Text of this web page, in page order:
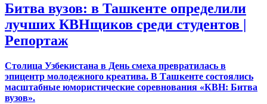
Битва вузов: в Ташкенте определили
лучших КВНщиков среди студентов |
Репортаж
Столица Узбекистана в День смеха превратилась в
эпицентр молодежного креатива. В Ташкенте состоялись
масштабные юмористические соревнования «КВН: Битва
вузов».